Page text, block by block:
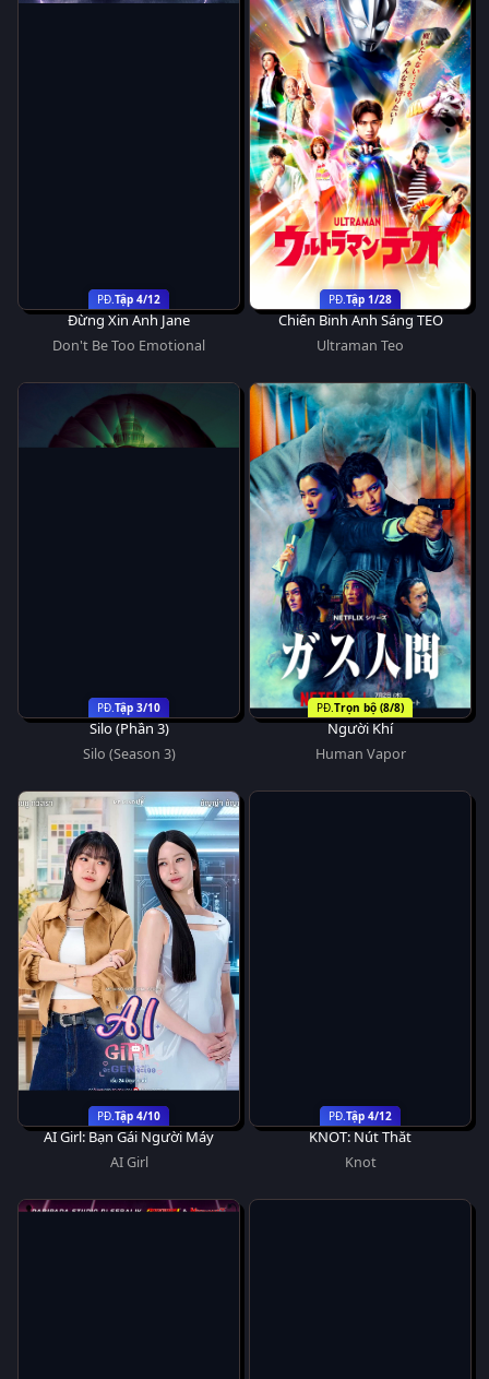
Tập 4/12
Đừng Xin Anh Jane
Don't Be Too Emotional
Tập 1/28
Chiến Binh Ánh Sáng TEO
Ultraman Teo
Tập 3/10
Silo (Phần 3)
Silo (Season 3)
Trọn bộ (8/8)
Người Khí
Human Vapor
Tập 4/10
AI Girl: Bạn Gái Người Máy
AI Girl
Tập 4/12
KNOT: Nút Thắt
Knot